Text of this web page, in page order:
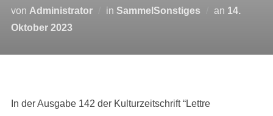
von Administrator in SammelSonstiges an 14.
Oktober 2023
In der Ausgabe 142 der Kulturzeitschrift “Lettre